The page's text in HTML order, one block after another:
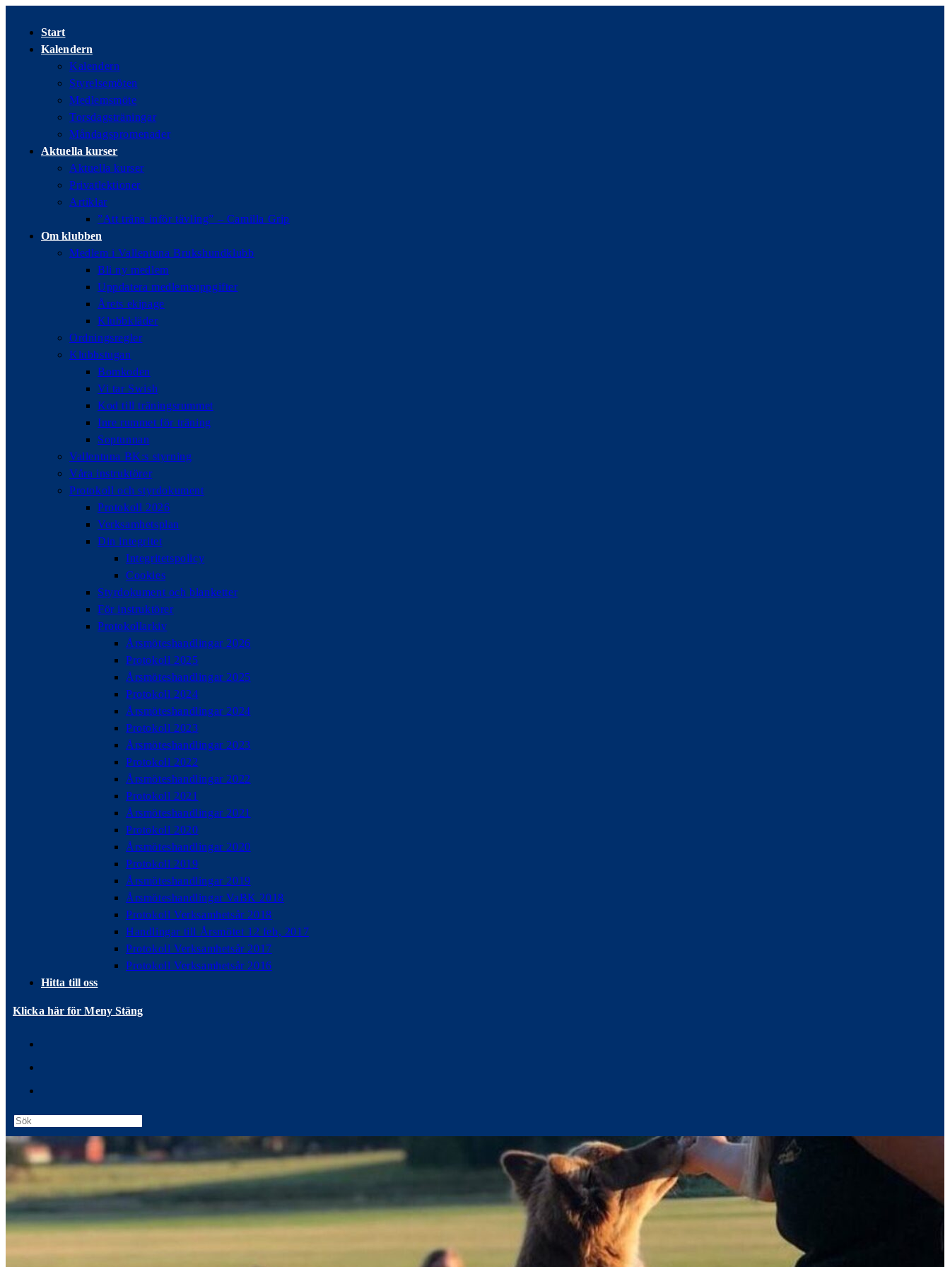
innehållet
Start
Kalendern
Kalendern
Styrelsemöten
Medlemsmöte
Torsdagsträningar
Måndagspromenader
Aktuella kurser
Aktuella kurser
Privatlektioner
Artiklar
”Att träna inför tävling” – Camilla Grip
Om klubben
Medlem i Vallentuna Brukshundklubb
Bli ny medlem
Uppdatera medlemsuppgifter
Årets ekipage
Klubbkläder
Ordningsregler
Klubbstugan
Bomkoden
Vi tar Swish
Kod till träningsrummet
Inre rummet för träning
Soptunnan
Vallentuna BK:s styrning
Våra instruktörer
Protokoll och styrdokument
Protokoll 2026
Verksamhetsplan
Din integritet
Integritetspolicy
Cookies
Styrdokument och blanketter
För instruktörer
Protokollarkiv
Årsmöteshandlingar 2026
Protokoll 2025
Årsmöteshandlingar 2025
Protokoll 2024
Årsmöteshandlingar 2024
Protokoll 2023
Årsmöteshandlingar 2023
Protokoll 2022
Årsmöteshandlingar 2022
Protokoll 2021
Årsmöteshandlingar 2021
Protokoll 2020
Årsmöteshandlingar 2020
Protokoll 2019
Årsmöteshandlingar 2019
Årsmöteshandlingar VaBK 2018
Protokoll Verksamhetsår 2018
Handlingar till Årsmötet 12 feb, 2017
Protokoll Verksamhetsår 2017
Protokoll Verksamhetsår 2016
Hitta till oss
Klicka här för Meny Stäng
Escape
to
close
the
panel.